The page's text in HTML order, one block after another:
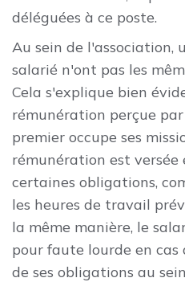
déléguées à ce poste.
Au sein de l'association,
salarié n'ont pas les
Cela s'explique bien
rémunération perçue
premier occupe ses
rémunération est
certaines obligations,
les heures de travail
la même manière, le
pour faute lourde en
de ses obligations au